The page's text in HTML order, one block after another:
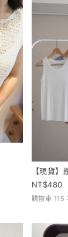
【現貨
480
購物車 115